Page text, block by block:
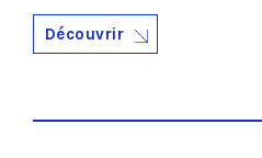
Découvrir